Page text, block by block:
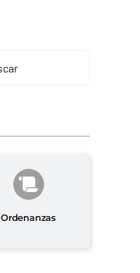
Ordenanzas